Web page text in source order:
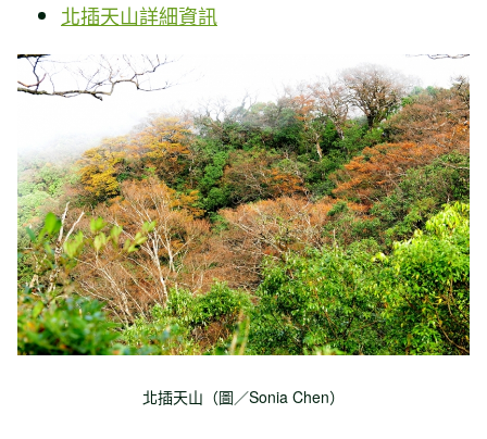
北插天山詳細資訊
北插天山（圖／Sonia Chen）